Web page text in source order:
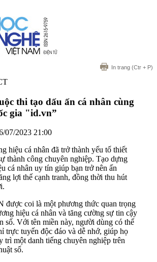
In trang (Ctr + P)
thi tạo dấu ấn cá nhân cùng
gia "id.vn”
07/2023 21:00
hiệu cá nhân đã trở thành yếu tố thiết
thành công chuyên nghiệp. Tạo dựng
cá nhân uy tín giúp bạn trở nên ấn
lợi thế cạnh tranh, đồng thời thu hút
được coi là một phương thức quan trọng
hiệu cá nhân và tăng cường sự tin cậy
số. Với tên miền này, người dùng có thể
trực tuyến độc đáo và dễ nhớ, giúp họ
trì một danh tiếng chuyên nghiệp trên
số.